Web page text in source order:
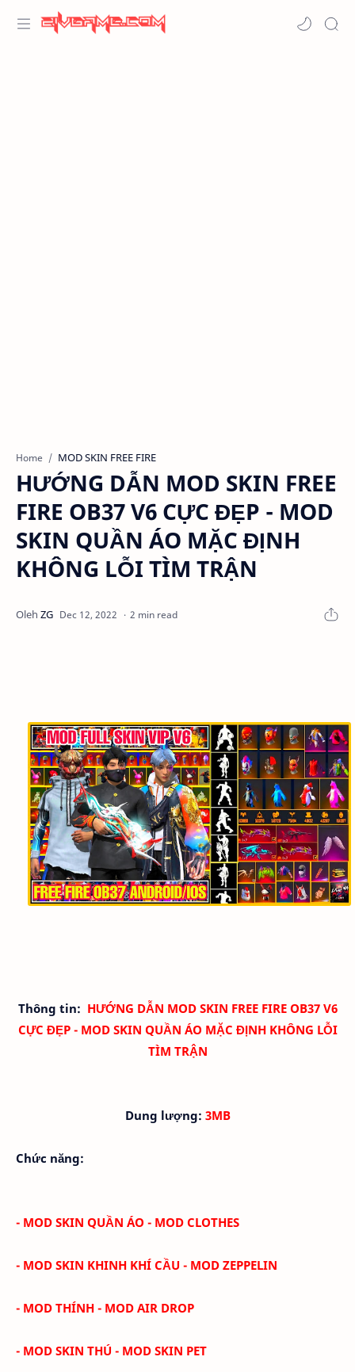
Home MOD SKIN FREE FIRE
HƯỚNG DẪN MOD SKIN FREE
FIRE OB37 V6 CỰC ĐẸP - MOD
SKIN QUẦN ÁO MẶC ĐỊNH
KHÔNG LỖI TÌM TRẬN
2 min read
Thông tin: HƯỚNG DẪN MOD SKIN FREE FIRE OB37 V6
CỰC ĐẸP - MOD SKIN QUẦN ÁO MẶC ĐỊNHKHÔNG LỖI
TÌM TRẬN
Dung lượng: 3MB
Chức năng:
- MOD SKIN QUẦN ÁO - MOD CLOTHES
- MOD SKIN KHINH KHÍ CẦU - MOD ZEPPELIN
- MOD THÍNH - MOD AIR DROP
- MOD SKIN THÚ - MOD SKIN PET